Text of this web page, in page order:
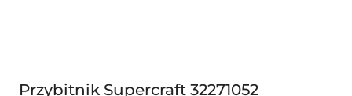
Przybitnik Supercraft 32271052